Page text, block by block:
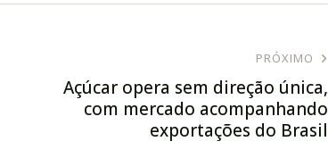
PRÓXIMO
Açúcar opera sem direção única,
com mercado acompanhando
exportações do Brasil